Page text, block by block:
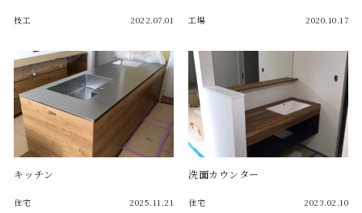
技工 2022.07.01 工場 2020.10.17
キッチン
住宅 2025.11.21
洗面カウンター
住宅 2023.02.10